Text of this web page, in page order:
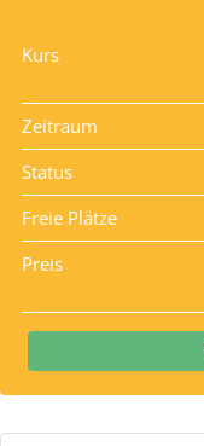
Kurs
Zeitraum
Status
Freie Plätze
Preis